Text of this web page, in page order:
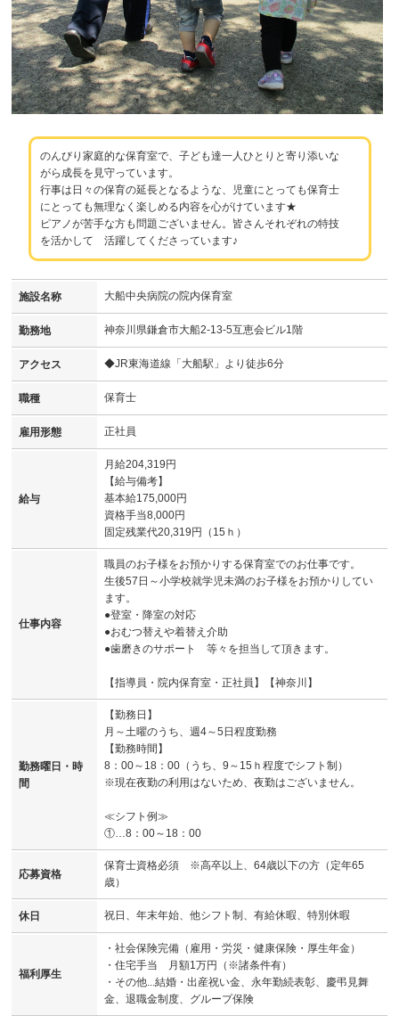
のんびり家庭的な保育室で、子ども達一人ひとりと寄り添いな
がら成長を見守っています。
行事は日々の保育の延長となるような、児童にとっても保育士
にとっても無理なく楽しめる内容を心がけています★
ピアノが苦手な方も問題ございません。皆さんそれぞれの特技
を活かして 活躍してくださっています♪
施設名称 大船中央病院の院内保育室
勤務地 神奈川県鎌倉市大船2-13-5互恵会ビル1階
アクセス ◆JR東海道線「大船駅」より徒歩6分
職種 保育士
雇用形態 正社員
給与
月給204,319円
【給与備考】
基本給175,000円
資格手当8,000円
固定残業代20,319円（15ｈ）
仕事内容
職員のお子様をお預かりする保育室でのお仕事です。
生後57日～小学校就学児未満のお子様をお預かりしてい
ます。
●登室・降室の対応
●おむつ替えや着替え介助
●歯磨きのサポート 等々を担当して頂きます。
【指導員・院内保育室・正社員】【神奈川】
勤務曜日・時
間
【勤務日】
月～土曜のうち、週4～5日程度勤務
【勤務時間】
8：00～18：00（うち、9～15ｈ程度でシフト制）
※現在夜勤の利用はないため、夜勤はございません。
≪シフト例≫
①…8：00～18：00
応募資格
保育士資格必須 ※高卒以上、64歳以下の方（定年65
歳）
休日 祝日、年末年始、他シフト制、有給休暇、特別休暇
福利厚生
・社会保険完備（雇用・労災・健康保険・厚生年金）
・住宅手当 月額1万円（※諸条件有）
・その他...結婚・出産祝い金、永年勤続表彰、慶弔見舞
金、退職金制度、グループ保険